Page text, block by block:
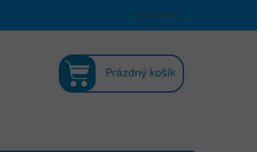
ochrany osobních údajů Mapa serveru
Přihlášení
KOŠÍK
Prázdný košík